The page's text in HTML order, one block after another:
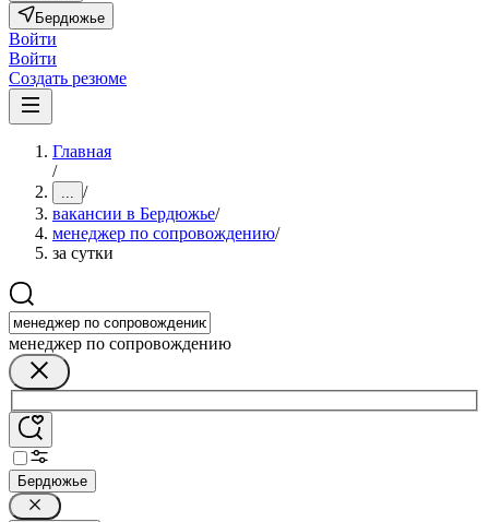
Бердюжье
Войти
Войти
Создать резюме
Главная
/
... /
вакансии в Бердюжье/
менеджер по сопровождению/
за сутки
менеджер по сопровождению
Бердюжье